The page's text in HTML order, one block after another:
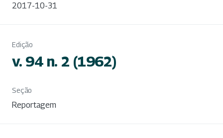
2017-10-31
Edição
v. 94 n. 2 (1962)
Seção
Reportagem